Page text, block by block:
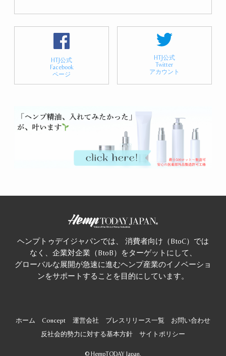
HTJ公式
Facebook
ページ
HTJ公式
Twitter
アカウント
ヘンプトゥデイジャパンでは、 消費者向け（BtoC）では
なく、企業対企業（BtoB）をターゲットにして、
グローバルな展開が急速に進むヘンプ産業のイノベーショ
ンをサポートすることを目的にしています。
ホーム Concept 運営会社 プレスリリース一覧
お問い合わせ
反社会的勢力に対する基本方針
サイトポリシー
© HempTODAY Japan.